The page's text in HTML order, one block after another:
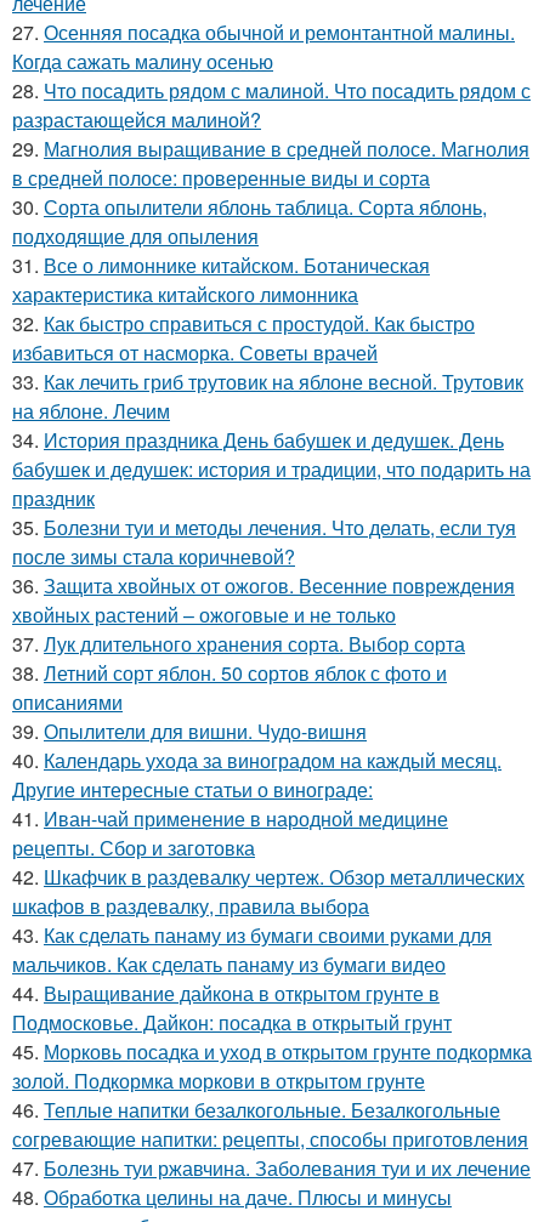
27. Осенняя посадка обычной и ремонтантной малины.
Когда сажать малину осенью
28. Что посадить рядом с малиной. Что посадить рядом с
разрастающейся малиной?
29. Магнолия выращивание в средней полосе. Магнолия
в средней полосе: проверенные виды и сорта
30. Сорта опылители яблонь таблица. Сорта яблонь,
подходящие для опыления
31. Все о лимоннике китайском. Ботаническая
характеристика китайского лимонника
32. Как быстро справиться с простудой. Как быстро
избавиться от насморка. Советы врачей
33. Как лечить гриб трутовик на яблоне весной. Трутовик
на яблоне. Лечим
34. История праздника День бабушек и дедушек. День
бабушек и дедушек: история и традиции, что подарить на
праздник
35. Болезни туи и методы лечения. Что делать, если туя
после зимы стала коричневой?
36. Защита хвойных от ожогов. Весенние повреждения
хвойных растений – ожоговые и не только
37. Лук длительного хранения сорта. Выбор сорта
38. Летний сорт яблон. 50 сортов яблок с фото и
описаниями
39. Опылители для вишни. Чудо-вишня
40. Календарь ухода за виноградом на каждый месяц.
Другие интересные статьи о винограде:
41. Иван-чай применение в народной медицине
рецепты. Сбор и заготовка
42. Шкафчик в раздевалку чертеж. Обзор металлических
шкафов в раздевалку, правила выбора
43. Как сделать панаму из бумаги своими руками для
мальчиков. Как сделать панаму из бумаги видео
44. Выращивание дайкона в открытом грунте в
Подмосковье. Дайкон: посадка в открытый грунт
45. Морковь посадка и уход в открытом грунте подкормка
золой. Подкормка моркови в открытом грунте
46. Теплые напитки безалкогольные. Безалкогольные
согревающие напитки: рецепты, способы приготовления
47. Болезнь туи ржавчина. Заболевания туи и их лечение
48. Обработка целины на даче. Плюсы и минусы